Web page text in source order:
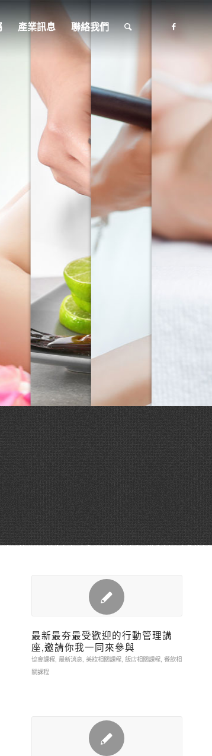
產業訊息 聯絡我們
最新最夯最受歡迎的行動管理講
座,邀請你我一同來參與
協會課程, 最新消息, 美妝相關課程, 飯店相關課程, 餐飲相
關課程